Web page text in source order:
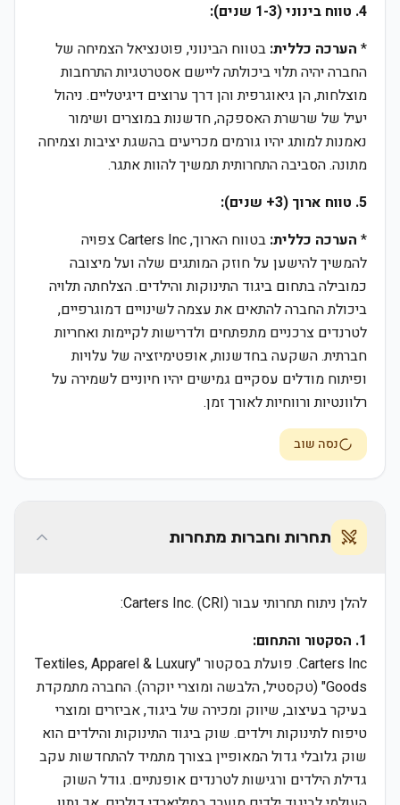
4. טווח בינוני (1-3 שנים):
* הערכה כללית: בטווח הבינוני, פוטנציאל הצמיחה של
החברה יהיה תלוי ביכולתה ליישם אסטרטגיות התרחבות
מוצלחות, הן גיאוגרפית והן דרך ערוצים דיגיטליים. ניהול
יעיל של שרשרת האספקה, חדשנות במוצרים ושימור
נאמנות למותג יהיו גורמים מכריעים בהשגת יציבות וצמיחה
מתונה. הסביבה התחרותית תמשיך להוות אתגר.
5. טווח ארוך (3+ שנים):
* הערכה כללית:
בטווח הארוך, Carters Inc צפויה
להמשיך להישען על חוזק המותגים שלה ועל מיצובה
כמובילה בתחום ביגוד התינוקות והילדים. הצלחתה תלויה
ביכולת החברה להתאים את עצמה לשינויים דמוגרפיים,
לטרנדים צרכניים מתפתחים ולדרישות לקיימות ואחריות
חברתית. השקעה בחדשנות, אופטימיזציה של עלויות
ופיתוח מודלים עסקיים גמישים יהיו חיוניים לשמירה על
רלוונטיות ורווחיות לאורך זמן.
נסה שוב
תחרות וחברות מתחרות
להלן ניתוח תחרותי עבור Carters Inc. (CRI):
1. הסקטור והתחום:
Carters Inc. פועלת בסקטור "Textiles, Apparel & Luxury
Goods" (טקסטיל, הלבשה ומוצרי יוקרה). החברה מתמקדת
בעיקר בעיצוב, שיווק ומכירה של ביגוד, אביזרים ומוצרי
טיפוח לתינוקות וילדים. שוק ביגוד התינוקות והילדים הוא
שוק גלובלי גדול המאופיין בצורך מתמיד להתחדשות עקב
גדילת הילדים ורגישות לטרנדים אופנתיים. גודל השוק